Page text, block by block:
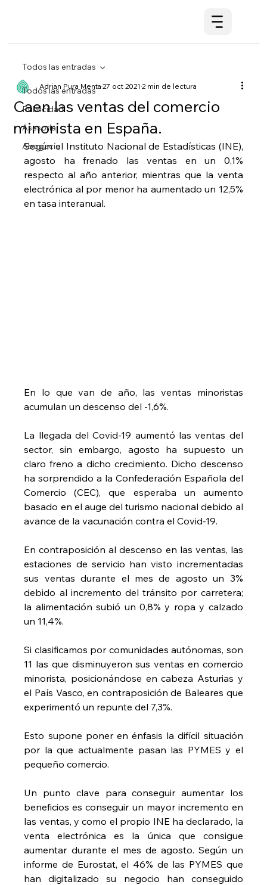
Todos las entradas
Publicidad
Asesoría
Abogacía
Todos las entradas
Caen las ventas del comercio
minorista en España.
Adrian Pura Menta27 oct 20212 min de lectura
Según el Instituto Nacional de Estadísticas (INE),
agosto ha frenado las ventas en un 0,1%
respecto al año anterior, mientras que la venta
electrónica al por menor ha aumentado un 12,5%
en tasa interanual.
En lo que van de año, las ventas minoristas
acumulan un descenso del -1,6%.
La llegada del Covid-19 aumentó las ventas del
sector, sin embargo, agosto ha supuesto un
claro freno a dicho crecimiento. Dicho descenso
ha sorprendido a la Confederación Española del
Comercio (CEC), que esperaba un aumento
basado en el auge del turismo nacional debido al
avance de la vacunación contra el Covid-19.
En contraposición al descenso en las ventas, las
estaciones de servicio han visto incrementadas
sus ventas durante el mes de agosto un 3%
debido al incremento del tránsito por carretera;
la alimentación subió un 0,8% y ropa y calzado
un 11,4%.
Si clasificamos por comunidades autónomas, son
11 las que disminuyeron sus ventas en comercio
minorista, posicionándose en cabeza Asturias y
el País Vasco, en contraposición de Baleares que
experimentó un repunte del 7,3%.
Esto supone poner en énfasis la difícil situación
por la que actualmente pasan las PYMES y el
pequeño comercio.
Un punto clave para conseguir aumentar los
beneficios es conseguir un mayor incremento en
las ventas, y como el propio INE ha declarado, la
venta electrónica es la única que consigue
aumentar durante el mes de agosto. Según un
informe de Eurostat, el 46% de las PYMES que
han digitalizado su negocio han conseguido